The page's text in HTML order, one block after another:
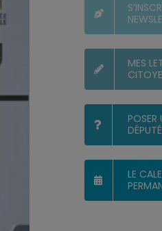
MES
POSER
DÉPUTÉ
LE